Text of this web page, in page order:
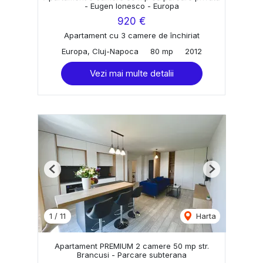
- Eugen Ionesco - Europa
920 €
Apartament cu 3 camere de închiriat
Europa, Cluj-Napoca
80 mp 2012
Vezi mai multe detalii
1 / 11 Harta
Previous Next
Apartament PREMIUM 2 camere 50 mp str.
Brancusi - Parcare subterana